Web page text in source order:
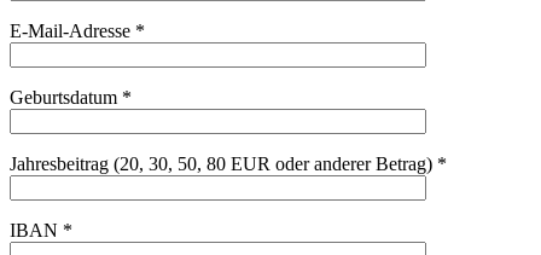
E-Mail-Adresse *
Geburtsdatum *
Jahresbeitrag (20, 30, 50, 80 EUR oder anderer Betrag) *
IBAN *